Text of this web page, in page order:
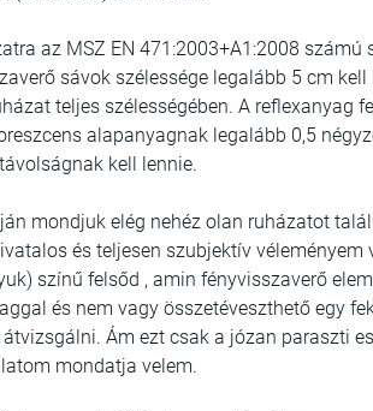
az MSZ EN 471:2003+A1:2008
sávok szélessége legalább 5 cm
teljes szélességében. A reflexanyag
alapanyagnak legalább 0,5
kell lennie.
mondjuk elég nehéz olan ruházatot
és teljesen szubjektív
színű felsőd , amin fényvisszaverő
és nem vagy összetéveszthető egy
Ám ezt csak a józan paraszti
mondatja velem.